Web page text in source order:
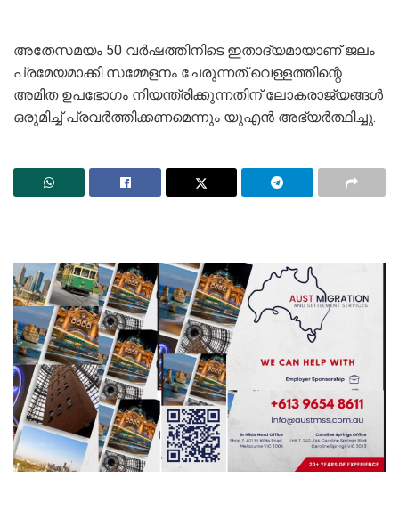
അതേസമയം 50 വർഷത്തിനിടെ ഇതാദ്യമായാണ് ജലം
പ്രമേയമാക്കി സമ്മേളനം ചേരുന്നത്.വെള്ളത്തിന്റെ
അമിത ഉപഭോഗം നിയന്ത്രിക്കുന്നതിന് ലോകരാജ്യങ്ങൾ
ഒരുമിച്ച് പ്രവർത്തിക്കണമെന്നും യുഎൻ അഭ്യർത്ഥിച്ചു.